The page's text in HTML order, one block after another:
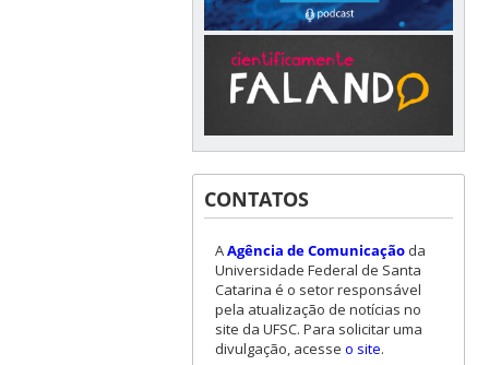
CONTATOS
AAgência de Comunicaçãoda
Universidade Federal de Santa
Catarina é o setor responsável
pela atualização de notícias no
site da UFSC. Para solicitar uma
divulgação, acesse o site.